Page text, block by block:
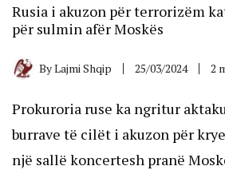
Rusia i akuzon për terrorizëm
për sulmin afër Moskës
ByLajmi Shqip 25/03/2024 2
Prokuroria ruse ka ngritur
burrave të cilët i akuzon për
një sallë koncertesh pranë